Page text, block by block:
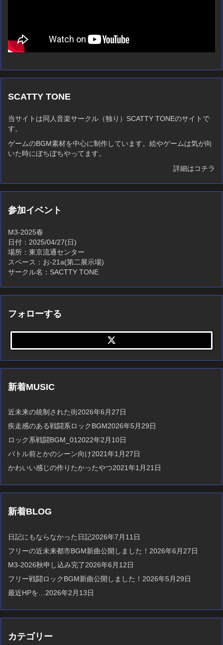
SCATTY TONE
当サイトは同人音楽サークル（独り）SCATTY TONEのサイトで
す。
ゲームのBGM素材を中心に制作しています。絵やゲームは気が向
いた時にぼちぼちやってます。
詳細はコチラ
参加イベント
M3-2025春
日付：2025/04/27(日)
場所：東京流通センター
スペース：お-21a(第二展示場)
サークル名：SACTTY TONE
フォローする
新着MUSIC
近未来の統制された街2026年6月27日
疾走感のある戦闘系ロックBGM2026年5月29日
ロック系戦闘BGM_012022年2月10日
バトル前とかのシーン向け2021年1月27日
かわいい感じの作りたかったやつ2021年1月21日
新着BLOG
日記にもならなかった日記2026年7月11日
フリーの近未来都市BGM新曲公開しました！ 2026年6月27日
M3-2026秋申し込み完了2026年6月12日
フリー戦闘ロックBGM新曲公開しました！ 2026年5月29日
最近HPを… 2026年2月13日
カテゴリー